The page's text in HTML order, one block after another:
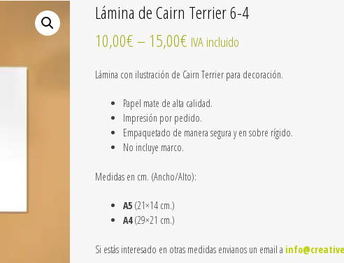
Lámina de Cairn Terrier 6-4
10,00€ – 15,00€ IVA incluido
Lámina con ilustración de Cairn Terrier para decoración.
Papel mate de alta calidad.
Impresión por pedido.
Empaquetado de manera segura y en sobre rígido.
No incluye marco.
Medidas en cm. (Ancho/Alto):
A5 (21×14 cm.)
A4(29×21 cm.)
Si estás interesado en otras medidas envianos un email a